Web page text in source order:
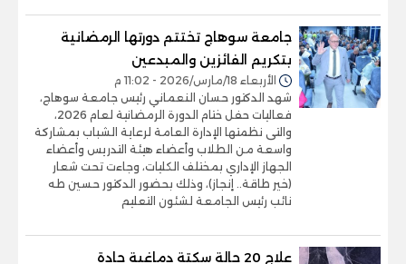
جامعة سوهاج تختتم دورتها الرمضانية
بتكريم الفائزين والمبدعين
الأربعاء 18/مارس/2026 - 11:02 م
شهد الدكتور حسان النعماني رئيس جامعة سوهاج،
فعاليات حفل ختام الدورة الرمضانية لعام 2026،
والتى نظمتها الإدارة العامة لرعاية الشباب بمشاركة
واسعة من الطلاب وأعضاء هيئة التدريس وأعضاء
الجهاز الإداري بمختلف الكليات، وجاءت تحت شعار
(خير طاقة.. إنجاز)، وذلك بحضور الدكتور حسين طه
نائب رئيس الجامعة لشئون التعليم
علاج 20 حالة سكتة دماغية حادة